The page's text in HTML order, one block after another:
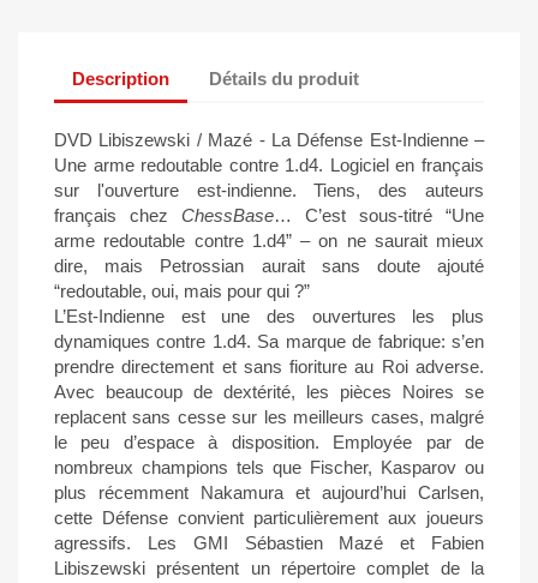
Description Détails du produit
DVD Libiszewski / Mazé - La Défense Est-Indienne –
Une arme redoutable contre 1.d4. Logiciel en français
sur l'ouverture est-indienne. Tiens, des auteurs
français chez ChessBase… C’est sous-titré “Une
arme redoutable contre 1.d4” – on ne saurait mieux
dire, mais Petrossian aurait sans doute ajouté
“redoutable, oui, mais pour qui ?”
L’Est-Indienne est une des ouvertures les plus
dynamiques contre 1.d4. Sa marque de fabrique: s’en
prendre directement et sans fioriture au Roi adverse.
Avec beaucoup de dextérité, les pièces Noires se
replacent sans cesse sur les meilleurs cases, malgré
le peu d’espace à disposition. Employée par de
nombreux champions tels que Fischer, Kasparov ou
plus récemment Nakamura et aujourd’hui Carlsen,
cette Défense convient particulièrement aux joueurs
agressifs. Les GMI Sébastien Mazé et Fabien
Libiszewski présentent un répertoire complet de la